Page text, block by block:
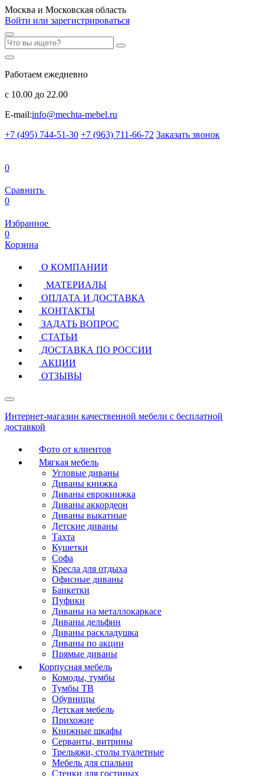
Москва и Московская область
Войти или зарегистрироваться
Работаем ежедневно
с 10.00 до 22.00
E-mail:info@mechta-mebel.ru
+7 (495) 744-51-30 +7 (963) 711-66-72 Заказать звонок
0
Сравнить
0
Избранное
0
Корзина
О КОМПАНИИ
МАТЕРИАЛЫ
ОПЛАТА И ДОСТАВКА
КОНТАКТЫ
ЗАДАТЬ ВОПРОС
СТАТЬИ
ДОСТАВКА ПО РОССИИ
АКЦИИ
ОТЗЫВЫ
Интернет-магазин качественной мебели с бесплатной
доставкой
Фото от клиентов
Мягкая мебель
Угловые диваны
Диваны книжка
Диваны еврокнижка
Диваны аккордеон
Диваны выкатные
Детские диваны
Тахта
Кушетки
Софа
Кресла для отдыха
Офисные диваны
Банкетки
Пуфики
Диваны на металлокаркасе
Диваны дельфин
Диваны раскладушка
Диваны по акции
Прямые диваны
Корпусная мебель
Комоды, тумбы
Тумбы ТВ
Обувницы
Детская мебель
Прихожие
Книжные шкафы
Серванты, витрины
Трельяжи, столы туалетные
Мебель для спальни
Стенки для гостиных